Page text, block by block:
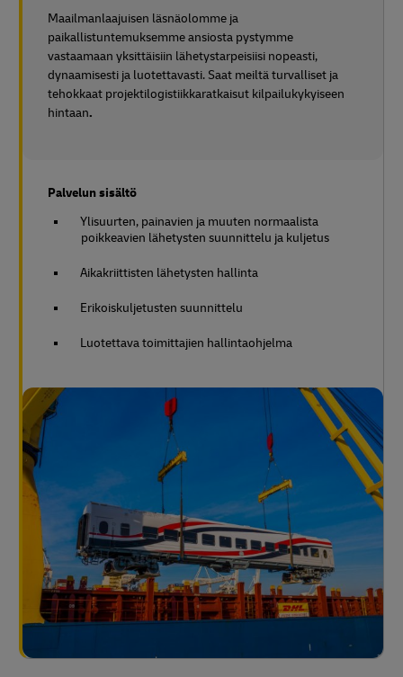
Maailmanlaajuisen läsnäolomme ja
paikallistuntemuksemme ansiosta pystymme
vastaamaan yksittäisiin lähetystarpeisiisi nopeasti,
dynaamisesti ja luotettavasti. Saat meiltä turvalliset ja
tehokkaat projektilogistiikkaratkaisut kilpailukykyiseen
hintaan.
Palvelun sisältö
Ylisuurten, painavien ja muuten normaalista
poikkeavien lähetysten suunnittelu ja kuljetus
Aikakriittisten lähetysten hallinta
Erikoiskuljetusten suunnittelu
Luotettava toimittajien hallintaohjelma